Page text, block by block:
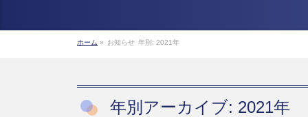
ホーム » お知らせ 年別: 2021年
年別アーカイブ: 2021年